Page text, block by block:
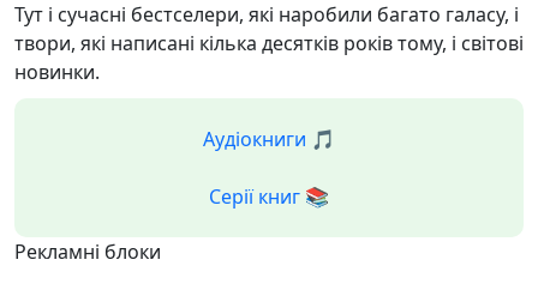
Тут і сучасні бестселери, які наробили багато галасу, і
твори, які написані кілька десятків років тому, і світові
новинки.
Аудіокниги 🎵
Серії книг 📚
Рекламні блоки